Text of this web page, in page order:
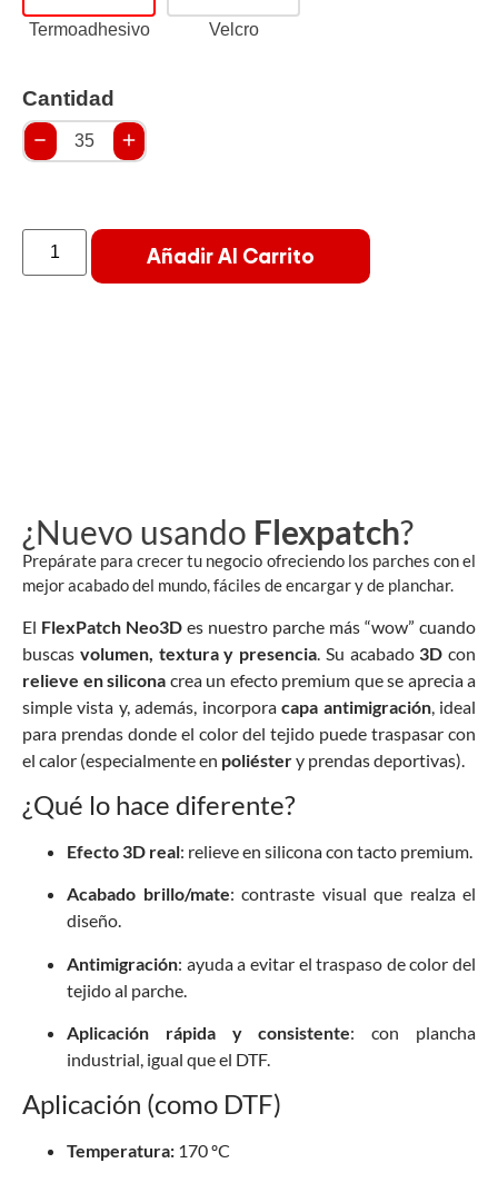
Termoadhesivo Velcro
Cantidad
Añadir Al Carrito
¿Nuevo usando Flexpatch?
Prepárate para crecer tu negocio ofreciendo los parches con el
mejor acabado del mundo, fáciles de encargar y de planchar.
El FlexPatch Neo3D es nuestro parche más “wow” cuando
buscas volumen, textura y presencia . Su acabado 3D con
relieve en silicona crea un efecto premium que se aprecia a
simple vista y, además, incorporacapa antimigración, ideal
para prendas donde el color del tejido puede traspasar con
el calor (especialmente en poliéstery prendas deportivas).
¿Qué lo hace diferente?
Efecto 3D real: relieve en silicona con tacto premium.
Acabado brillo/mate: contraste visual que realza el
diseño.
Antimigración: ayuda a evitar el traspaso de color del
tejido al parche.
Aplicación rápida y consistente: con plancha
industrial, igual que el DTF.
Aplicación (como DTF)
Temperatura: 170 ºC